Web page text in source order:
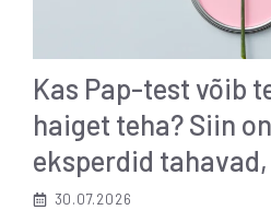
Kas Pap-test võib
haiget teha? Siin
eksperdid
30.07.2026